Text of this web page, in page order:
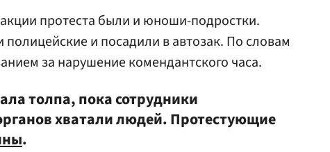
протеста были и юноши-подростки.
и посадили в автозак. По словам
за нарушение комендантского часа.
толпа, пока сотрудники
хватали людей. Протестующие
.